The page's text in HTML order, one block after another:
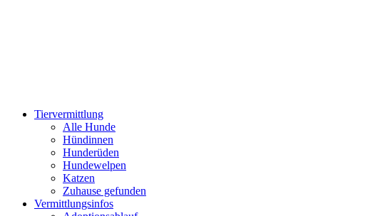
Tiervermittlung
Alle Hunde
Hündinnen
Hunderüden
Hundewelpen
Katzen
Zuhause gefunden
Vermittlungsinfos